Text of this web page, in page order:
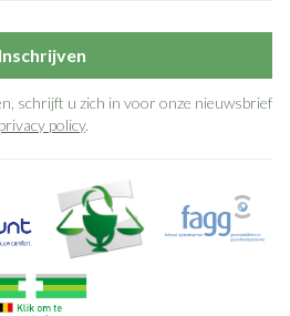
Inschrijven
schrijft u zich in voor onze nieuwsbrief
privacy policy.